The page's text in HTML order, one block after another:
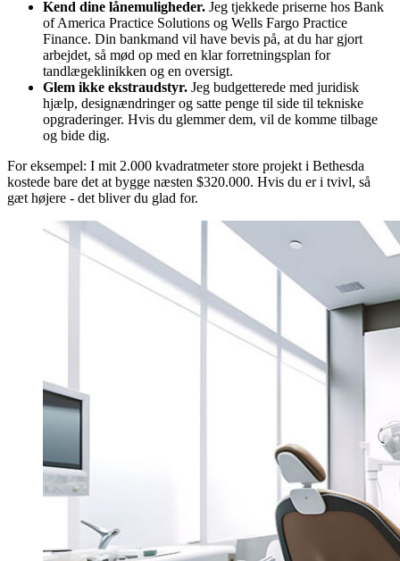
Kend dine lånemuligheder. Jeg tjekkede priserne hos Bank
of America Practice Solutions og Wells Fargo Practice
Finance. Din bankmand vil have bevis på, at du har gjort
arbejdet, så mød op med en klar forretningsplan for
tandlægeklinikken og en oversigt.
Glem ikke ekstraudstyr. Jeg budgetterede med juridisk
hjælp, designændringer og satte penge til side til tekniske
opgraderinger. Hvis du glemmer dem, vil de komme tilbage
og bide dig.
For eksempel: I mit 2.000 kvadratmeter store projekt i Bethesda
kostede bare det at bygge næsten $320.000. Hvis du er i tvivl, så
gæt højere - det bliver du glad for.